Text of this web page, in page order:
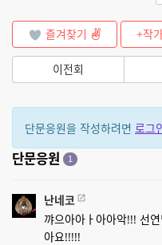
즐겨찾기 +작
이전회
단문응원을 작성하려면 로그
단문응원 1
난네코
꺄으아아ㅏ아아악!!! 선
아요!!!!!